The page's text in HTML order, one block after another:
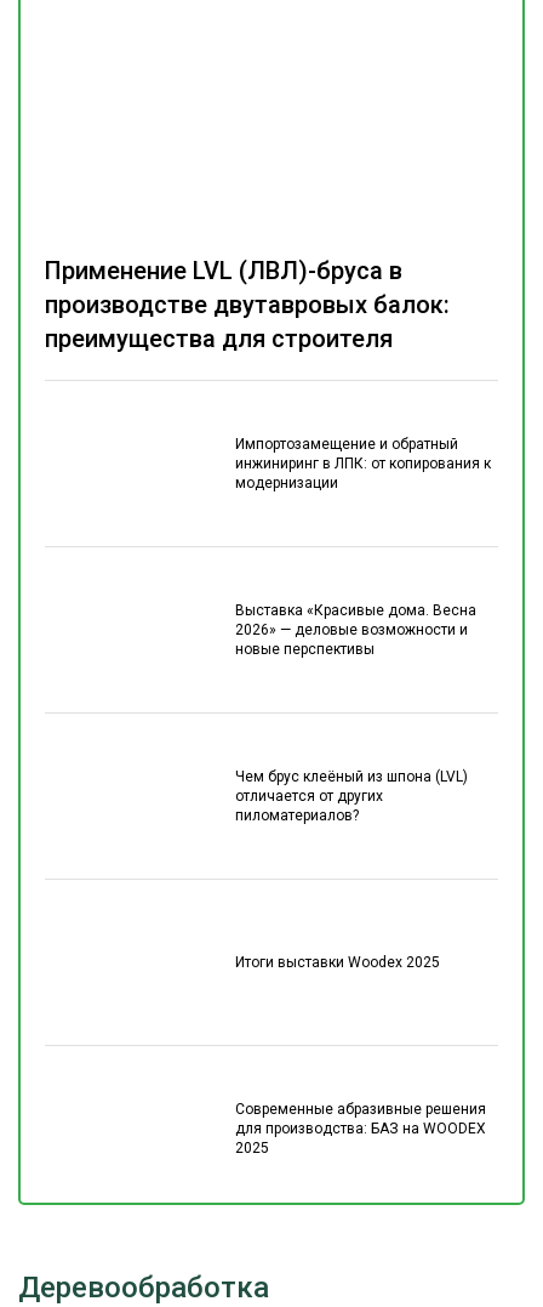
Импортозамещение и обратный
инжиниринг в ЛПК: от копирования к
модернизации
Выставка «Красивые дома. Весна
2026» — деловые возможности и
новые перспективы
Чем брус клеёный из шпона (LVL)
отличается от других
пиломатериалов?
Итоги выставки Woodex 2025
Современные абразивные решения
для производства: БАЗ на WOODEX
2025
Применение LVL (ЛВЛ)-бруса в
производстве двутавровых балок:
преимущества для строителя
Деревообработка